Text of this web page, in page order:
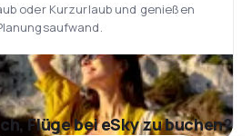
oder Kurzurlaub und genießen
Flüge bei eSky zu buchen?